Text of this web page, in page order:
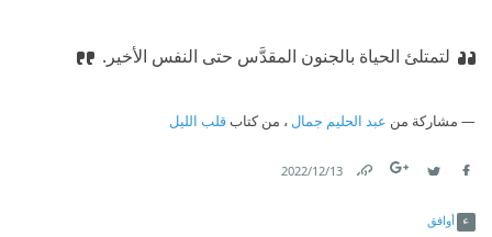
لتمتلئ الحياة بالجنون المقدَّس حتى النفس الأخير.
مشاركة من عبد الحليم جمال ، من كتابقلب الليل
13‏/12‏/2022
أوافق